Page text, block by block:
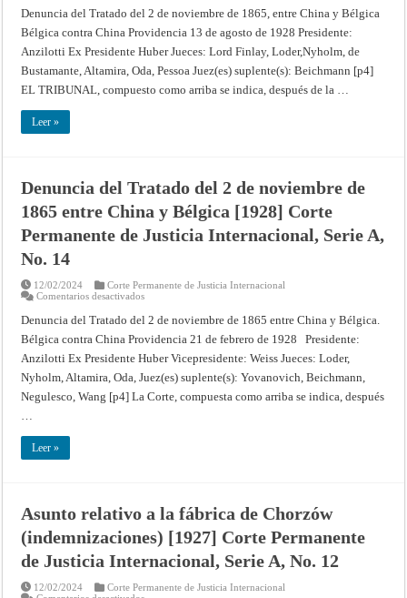
del
Tratado
del
de
noviembre
de
1865,
entre
Justicia
Internacional,
A,
No.
16
Denuncia del Tratado del 2 de noviembre de 1865, entre China y Bélgica
Bélgica contra China Providencia 13 de agosto de 1928 Presidente:
Anzilotti Ex Presidente Huber Jueces: Lord Finlay, Loder,Nyholm, de
Bustamante, Altamira, Oda, Pessoa Juez(es) suplente(s): Beichmann [p4]
EL TRIBUNAL, compuesto como arriba se indica, después de la …
Leer »
Denuncia del Tratado del 2 de noviembre de
1865 entre China y Bélgica [1928] Corte
Permanente de Justicia Internacional, Serie A,
No. 14
12/02/2024
Corte Permanente de Justicia Internacional
Comentarios desactivadosen
del
Tratado
del
de
noviembre
de
1865
entre
Serie
No.
14
Denuncia del Tratado del 2 de noviembre de 1865 entre China y Bélgica.
Bélgica contra China Providencia 21 de febrero de 1928 Presidente:
Anzilotti Ex Presidente Huber Vicepresidente: Weiss Jueces: Loder,
Nyholm, Altamira, Oda, Juez(es) suplente(s): Yovanovich, Beichmann,
Negulesco, Wang [p4] La Corte, compuesta como arriba se indica, después
Leer »
Asunto relativo a la fábrica de Chorzów
(indemnizaciones) [1927] Corte Permanente
de Justicia Internacional, Serie A, No. 12
12/02/2024
Corte Permanente de Justicia Internacional